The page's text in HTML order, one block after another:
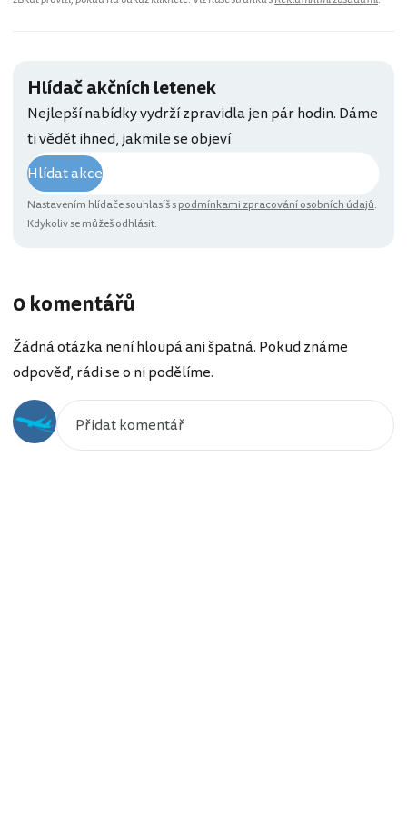
Hlídač akčních letenek
Nejlepší nabídky vydrží zpravidla jen pár hodin. Dáme
ti vědět ihned, jakmile se objeví
Hlídat akce
Nastavením hlídače souhlasíš spodmínkami zpracování osobních údajů.
Kdykoliv se můžeš odhlásit.
0 komentářů
Žádná otázka není hloupá ani špatná. Pokud známe
odpověď, rádi se o ni podělíme.